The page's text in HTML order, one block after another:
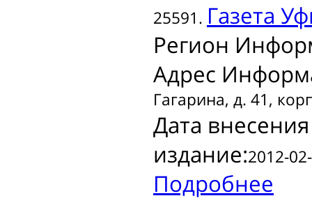
25591. Газета
Регион
Адрес
Гагарина, д. 41,
Дата
издание:2012-
Подробнее